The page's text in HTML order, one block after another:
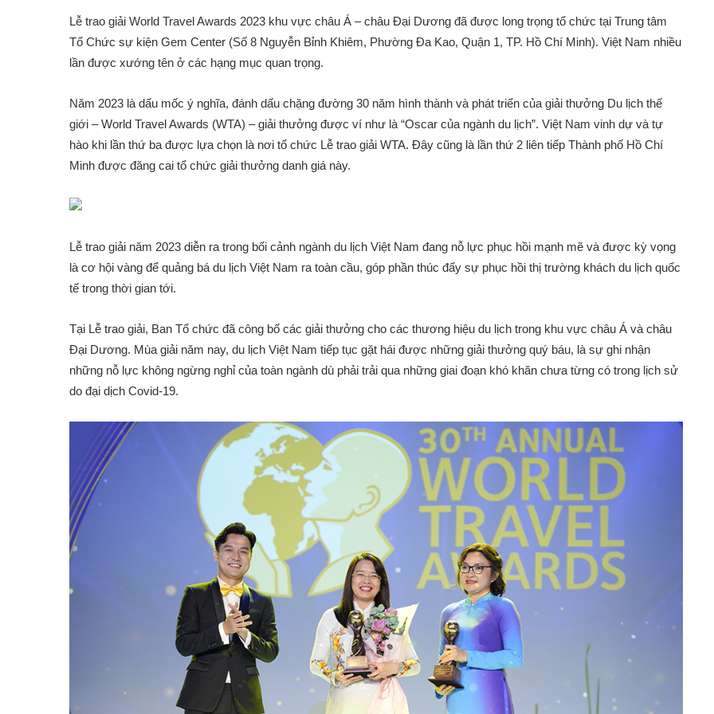
Lễ trao giải World Travel Awards 2023 khu vực châu Á – châu Đại Dương đã được long trọng tổ chức tại Trung tâm
Tổ Chức sự kiện Gem Center (Số 8 Nguyễn Bỉnh Khiêm, Phường Đa Kao, Quận 1, TP. Hồ Chí Minh). Việt Nam nhiều
lần được xướng tên ở các hạng mục quan trọng.
Năm 2023 là dấu mốc ý nghĩa, đánh dấu chặng đường 30 năm hình thành và phát triển của giải thưởng Du lịch thế
giới – World Travel Awards (WTA) – giải thưởng được ví như là “Oscar của ngành du lịch”. Việt Nam vinh dự và tự
hào khi lần thứ ba được lựa chọn là nơi tổ chức Lễ trao giải WTA. Đây cũng là lần thứ 2 liên tiếp Thành phố Hồ Chí
Minh được đăng cai tổ chức giải thưởng danh giá này.
Lễ trao giải năm 2023 diễn ra trong bối cảnh ngành du lịch Việt Nam đang nỗ lực phục hồi mạnh mẽ và được kỳ vọng
là cơ hội vàng để quảng bá du lịch Việt Nam ra toàn cầu, góp phần thúc đẩy sự phục hồi thị trường khách du lịch quốc
tế trong thời gian tới.
Tại Lễ trao giải, Ban Tổ chức đã công bố các giải thưởng cho các thương hiệu du lịch trong khu vực châu Á và châu
Đại Dương. Mùa giải năm nay, du lịch Việt Nam tiếp tục gặt hái được những giải thưởng quý báu, là sự ghi nhận
những nỗ lực không ngừng nghỉ của toàn ngành dù phải trải qua những giai đoạn khó khăn chưa từng có trong lịch sử
do đại dịch Covid-19.